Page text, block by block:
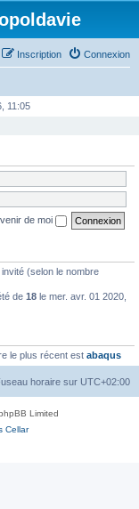
Connexion
Inscription
11:05
de moi
(selon le nombre
de 18 le mer. avr. 01 2020,
le plus récent est abaqus
horaire sur UTC+02:00
Limited
Cellar